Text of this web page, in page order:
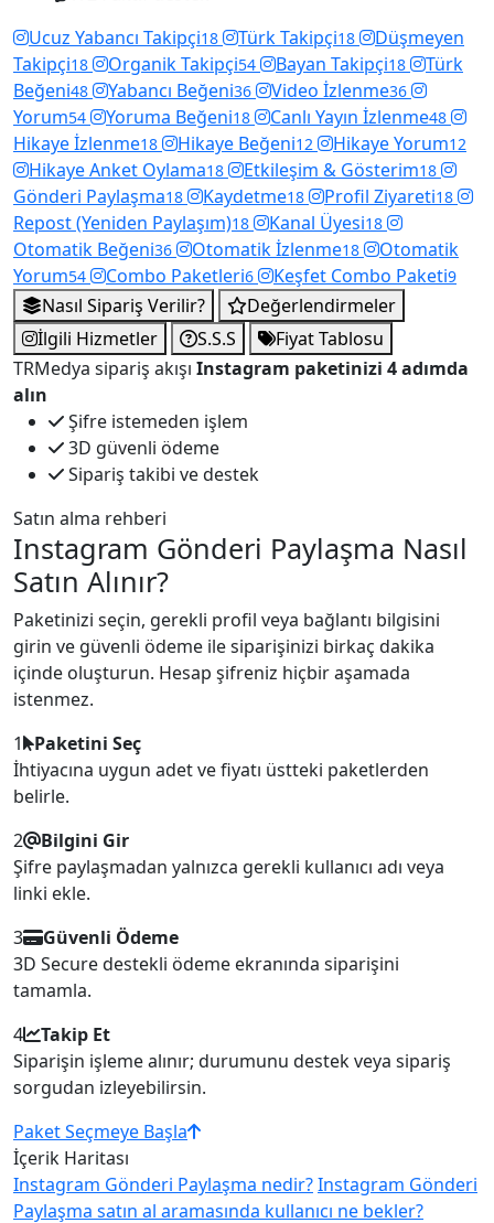
Ucuz Yabancı Takipçi18 Türk Takipçi18
Düşmeyen
Takipçi18 Organik Takipçi54 Bayan Takipçi18
Türk
Beğeni48 Yabancı Beğeni36 Video İzlenme36
Yorum54 Yoruma Beğeni18 Canlı Yayın İzlenme48
Hikaye İzlenme18 Hikaye Beğeni12 Hikaye Yorum12
Hikaye Anket Oylama18 Etkileşim & Gösterim18
Gönderi Paylaşma18 Kaydetme18 Profil Ziyareti18
Repost (Yeniden Paylaşım)18 Kanal Üyesi18
Otomatik Beğeni36 Otomatik İzlenme18
Otomatik
Yorum54 Combo Paketleri6 Keşfet Combo Paketi9
Nasıl Sipariş Verilir?
Değerlendirmeler
İlgili Hizmetler
S.S.S
Fiyat Tablosu
TRMedya sipariş akışı Instagram paketinizi 4 adımda
alın
Şifre istemeden işlem
3D güvenli ödeme
Sipariş takibi ve destek
Satın alma rehberi
Instagram Gönderi Paylaşma Nasıl
Satın Alınır?
Paketinizi seçin, gerekli profil veya bağlantı bilgisini
girin ve güvenli ödeme ile siparişinizi birkaç dakika
içinde oluşturun. Hesap şifreniz hiçbir aşamada
istenmez.
1
Paketini Seç
İhtiyacına uygun adet ve fiyatı üstteki paketlerden
belirle.
2
Bilgini Gir
Şifre paylaşmadan yalnızca gerekli kullanıcı adı veya
linki ekle.
3
Güvenli Ödeme
3D Secure destekli ödeme ekranında siparişini
tamamla.
4
Takip Et
Siparişin işleme alınır; durumunu destek veya sipariş
sorgudan izleyebilirsin.
Paket Seçmeye Başla
İçerik Haritası
Instagram Gönderi Paylaşma nedir?Instagram Gönderi
Paylaşma satın al aramasında kullanıcı ne bekler?